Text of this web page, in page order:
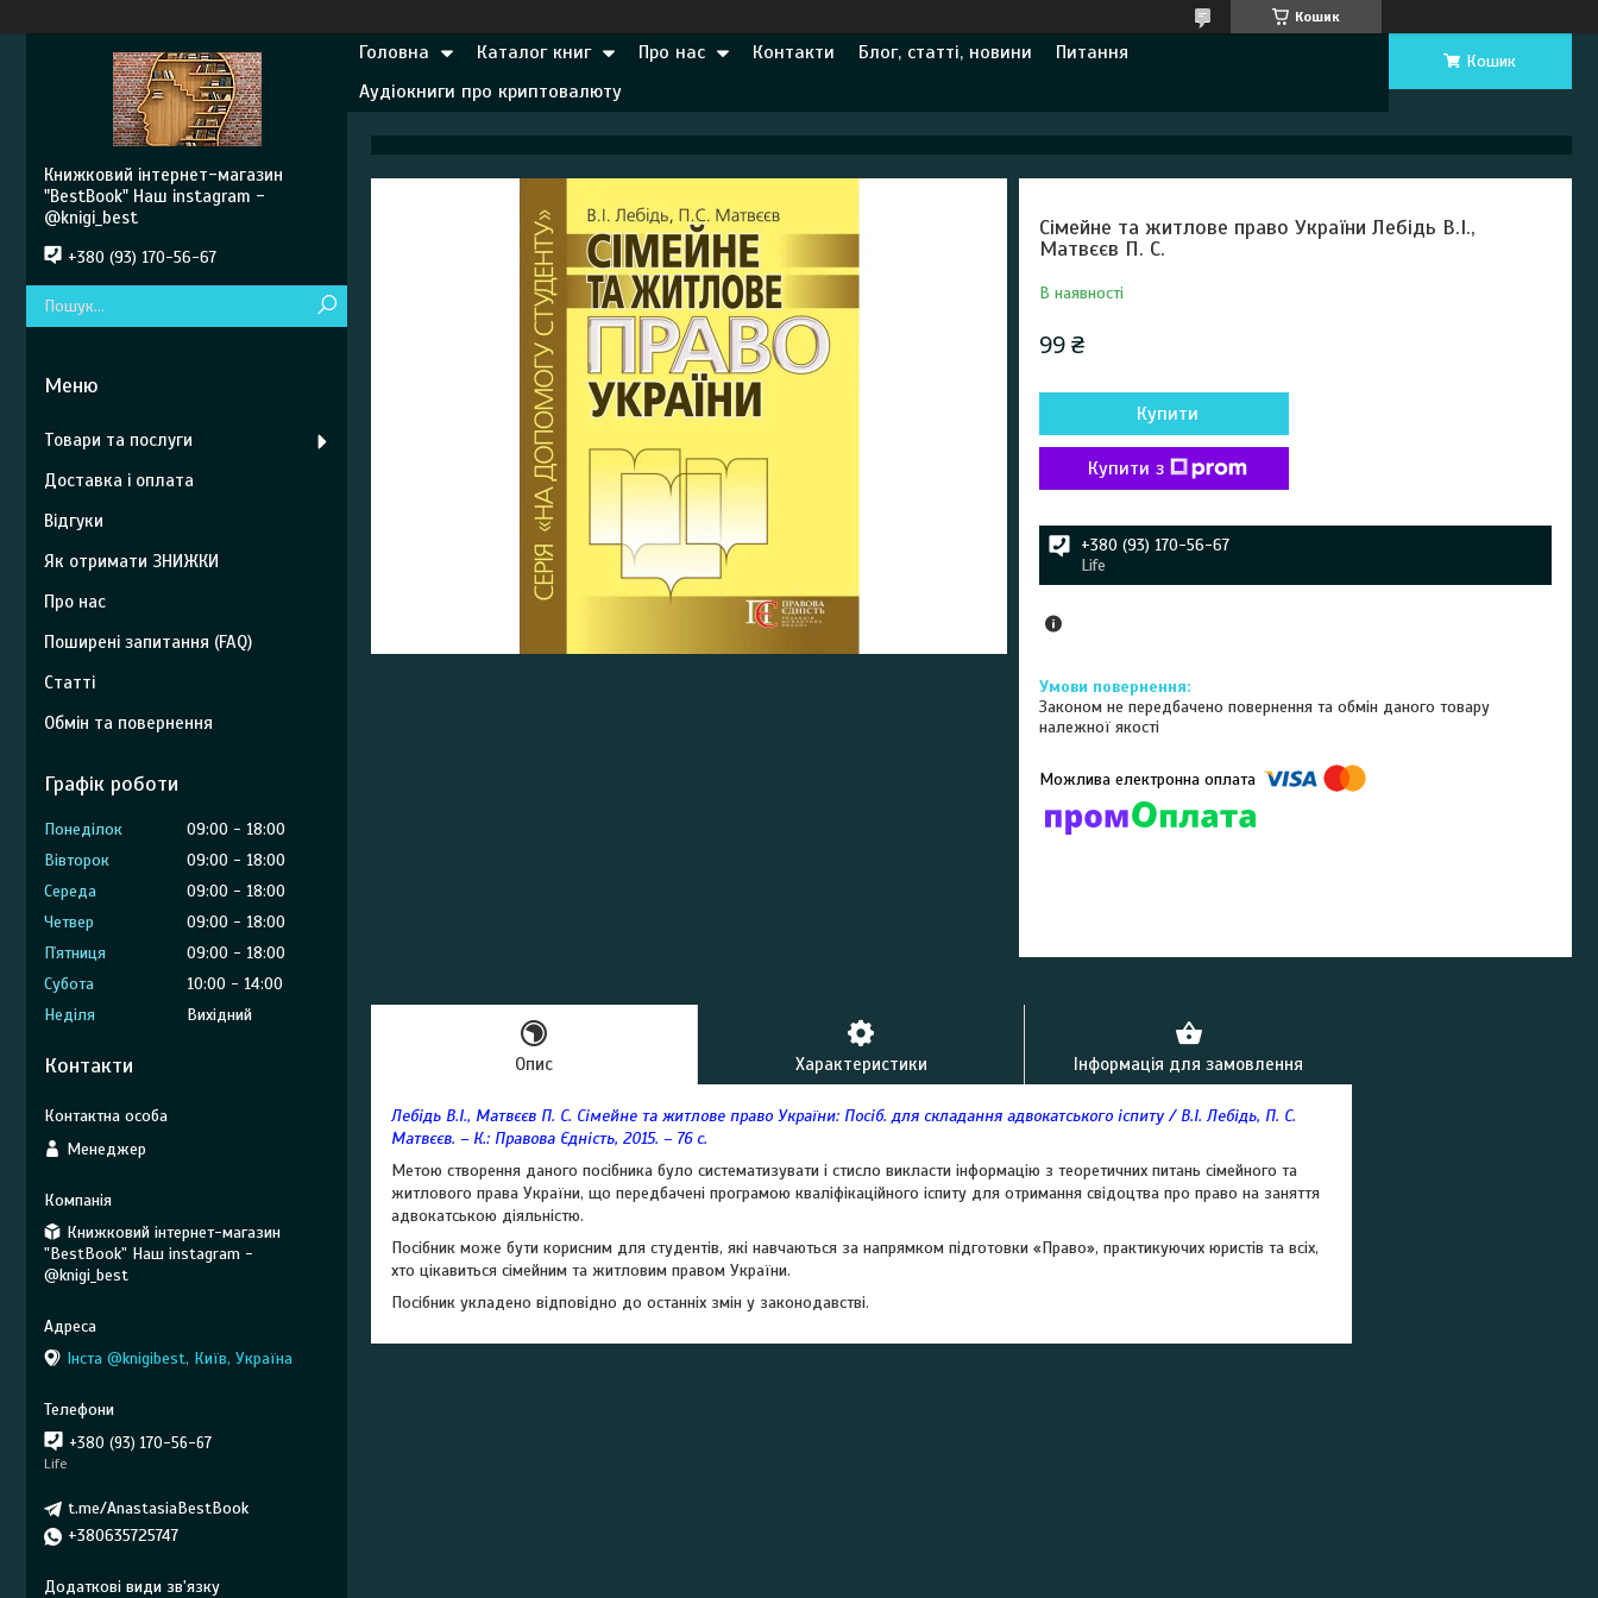
Кошик
Головна Каталог книг Про нас Контакти Блог, статті, новини
Питання
Аудіокниги про криптовалюту
Кошик
Сімейне та житлове право України Лебідь В.І.,
Матвєєв П. С.
В наявності
99 ₴
Купити
Купити з
+380 (93) 170-56-67
Life
Законом не передбачено повернення та обмін даного товару
належної якості
Опис Характеристики Інформація для замовлення
Лебідь В.І., Матвєєв П. С. Сімейне та житлове право України: Посіб. для складання адвокатського іспиту / В.І. Лебідь, П. С.
Матвєєв. – К.: Правова Єдність, 2015. – 76 с.
Метою створення даного посібника було систематизувати і стисло викласти інформацію з теоретичних питань сімейного та
житлового права України, що передбачені програмою кваліфікаційного іспиту для отримання свідоцтва про право на заняття
адвокатською діяльністю.
Посібник може бути корисним для студентів, які навчаються за напрямком підготовки «Право», практикуючих юристів та всіх,
хто цікавиться сімейним та житловим правом України.
Посібник укладено відповідно до останніх змін у законодавстві.
Книжковий інтернет-магазин
"BestBook" Наш instagram -
@knigi_best
+380 (93) 170-56-67
Товари та послуги
Доставка і оплата
Відгуки
Як отримати ЗНИЖКИ
Про нас
Поширені запитання (FAQ)
Статті
Обмін та повернення
Графік роботи
Понеділок 09:00
18:00
Вівторок
09:00
18:00
Середа
09:00
18:00
Четвер
09:00
18:00
Пʼятниця
09:00
18:00
Субота
10:00
14:00
Неділя
Вихідний
Контакти
Менеджер
Книжковий інтернет-магазин
"BestBook" Наш instagram -
@knigi_best
Інста @knigibest, Київ, Україна
+380 (93) 170-56-67
Life
t.me/AnastasiaBestBook
+380635725747